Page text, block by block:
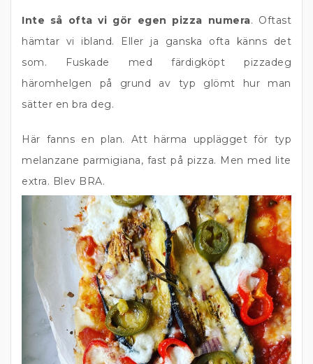
Inte så ofta vi gör egen pizza numera. Oftast
hämtar vi ibland. Eller ja ganska ofta känns det
som. Fuskade med färdigköpt pizzadeg
häromhelgen på grund av typ glömt hur man
sätter en bra deg.
Här fanns en plan. Att härma upplägget för typ
melanzane parmigiana, fast på pizza. Men med lite
extra. Blev BRA.